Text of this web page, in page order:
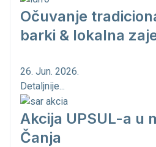
Očuvanje
barki & lokalna
26. Jun. 2026.
Detaljnije...
Akcija UPSUL-a u
Čanja